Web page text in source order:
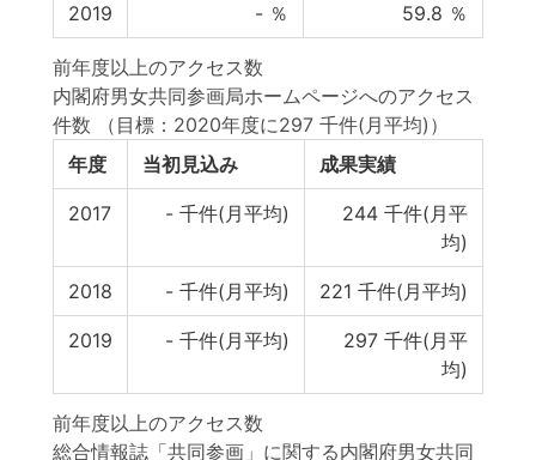
2019 - ％ 59.8 ％
前年度以上のアクセス数
内閣府男女共同参画局ホームページへのアクセス
件数
（目標：2020年度に297 千件(月平均)）
年度
当初見込み 成果実績
2017 - 千件(月平均) 244 千件(月平
均)
2018 - 千件(月平均) 221 千件(月平均)
2019 - 千件(月平均) 297 千件(月平
均)
前年度以上のアクセス数
総合情報誌「共同参画」に関する内閣府男女共同